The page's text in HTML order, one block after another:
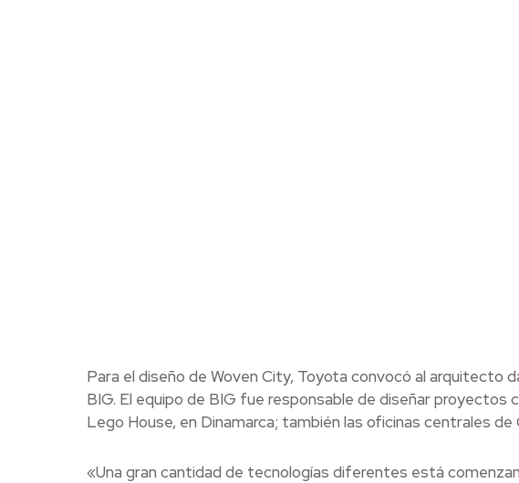
Para el diseño de Woven City, Toyota convocó al arquitecto
BIG. El equipo de BIG fue responsable de diseñar proyectos
Lego House, en Dinamarca; también las oficinas centrales
«Una gran cantidad de tecnologías diferentes está